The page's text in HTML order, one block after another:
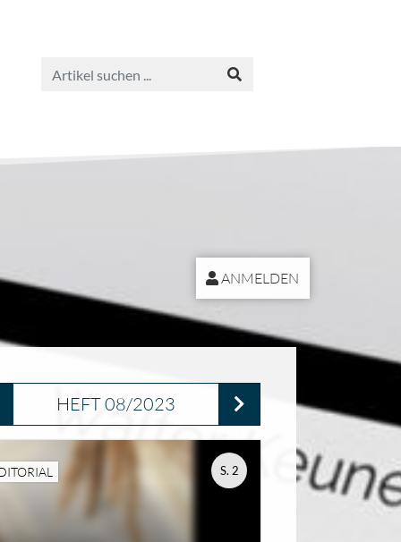
ANMELDEN
HEFT 08/2023
S. 2